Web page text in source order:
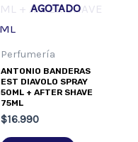
AGOTADO
Perfumería
ANTONIO BANDERAS
EST DIAVOLO SPRAY
50ML + AFTER SHAVE
75ML
$16.990